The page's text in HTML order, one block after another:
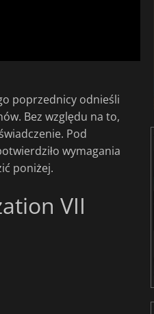
poprzednicy odnieśli
Bez względu na to,
Pod
wymagania
poniżej.
VII